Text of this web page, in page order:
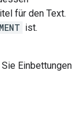
für den Text.
ist.
Einbettungen